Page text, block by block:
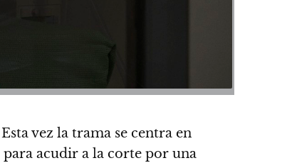
Esta vez la trama se centra en
para acudir a la corte por una